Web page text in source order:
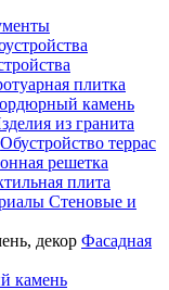
плитка
камень
из гранита
Обустройство террас
решетка
плита
Стеновые и
Фасадная
камень